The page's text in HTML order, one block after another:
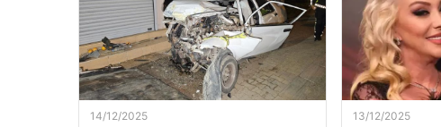
14/12/2025 13/12/2025